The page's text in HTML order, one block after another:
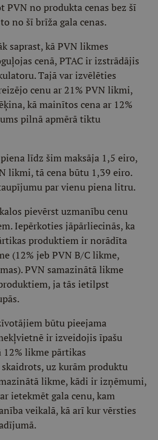
PVN no produkta cenas bez šī
no šī brīža gala cenas.
saprast, kā PVN likmes
cenā, PTAC ir izstrādājis
Tajā var izvēlēties
cenu ar 21% PVN likmi,
kā mainītos cena ar 12%
pilnā apmērā tiktu
līdz šim maksāja 1,5 eiro,
likmi, tā cena būtu 1,39 eiro.
par vienu piena litru.
pievērst uzmanību cenu
Iepērkoties jāpārliecinās, ka
produktiem ir norādīta
(12% jeb PVN B/C likme,
PVN samazinātā likme
ja tās ietilpst
būtu pieejama
ir izveidojis īpašu
12% likme pārtikas
uz kurām produktu
likme, kādi ir izņēmumi,
ietekmēt gala cenu, kam
veikalā, kā arī kur vērsties